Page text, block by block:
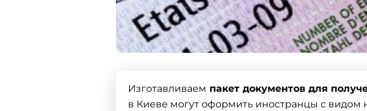
Изготавливаем пакет документов для
в Киеве могут оформить иностранцы с